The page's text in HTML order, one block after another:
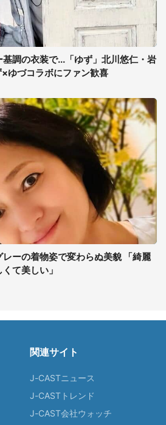
調の衣装で...「ゆず」北川悠仁・岩
ゆづコラボにファン歓喜
ーの着物姿で変わらぬ美貌 「綺麗
て美しい」
関連サイト
J-CASTニュース
J-CASTトレンド
J-CAST会社ウォッチ